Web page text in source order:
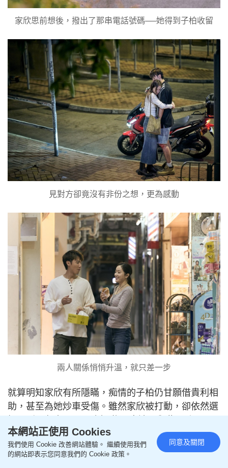
家欣思前想後，撥出了那串電話號碼──她得到子柏收留
見對方卻竟沒有非份之想，更為感動
兩人關係悄悄升溫，就只差一步
就算明知家欣有所隱瞞，痴情的子柏仍甘願借貴利相
助，甚至為她炒車受傷。雖然家欣被打動，卻依然選
Tony慘遭網軍抹黑，Alice終忍不住出手入主強記兼
職力撐，她的真誠鼓勵讓Tony漸漸領悟真正的「屋邨
本網站正使用 Cookies
我們使用 Cookie 改善網站體驗。 繼續使用我們
的網站即表示您同意我們的 Cookie 政策。
同意及關閉